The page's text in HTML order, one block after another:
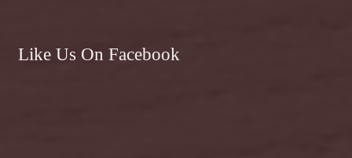
Like Us On Facebook